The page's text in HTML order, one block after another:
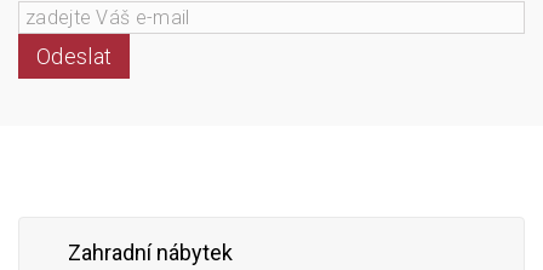
Odeslat
Zahradní nábytek